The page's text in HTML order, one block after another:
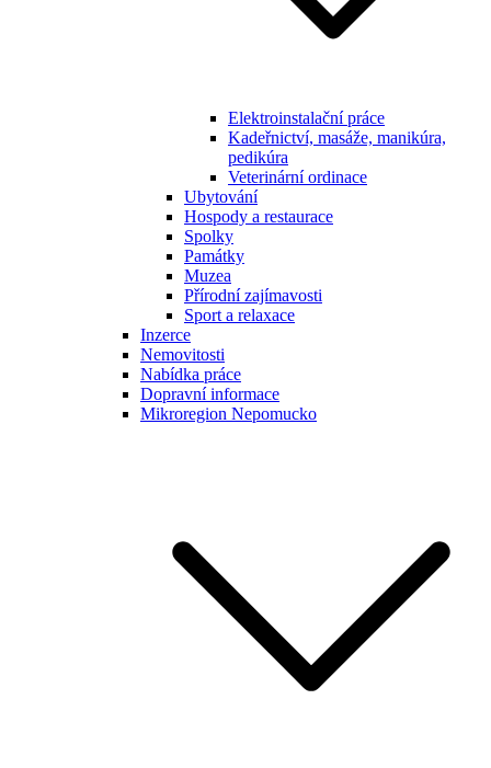
Elektroinstalační práce
Kadeřnictví, masáže, manikúra,
pedikúra
Veterinární ordinace
Ubytování
Hospody a restaurace
Spolky
Památky
Muzea
Přírodní zajímavosti
Sport a relaxace
Inzerce
Nemovitosti
Nabídka práce
Dopravní informace
Mikroregion Nepomucko